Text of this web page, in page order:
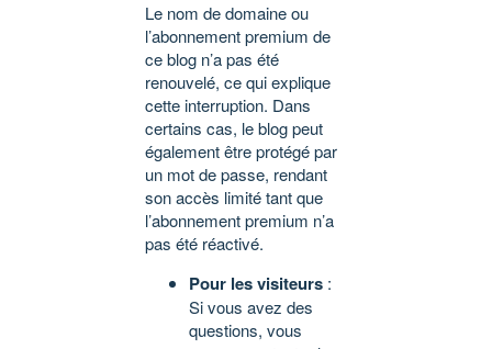
Le nom de domaine ou
l’abonnement premium de
ce blog n’a pas été
renouvelé, ce qui explique
cette interruption. Dans
certains cas, le blog peut
également être protégé par
un mot de passe, rendant
son accès limité tant que
l’abonnement premium n’a
pas été réactivé.
Pour les visiteurs :
Si vous avez des
questions, vous